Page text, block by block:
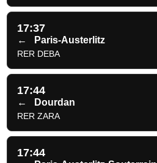
17:37
← Paris-Austerlitz
RER DEBA
17:44
← Dourdan
RER ZARA
17:44